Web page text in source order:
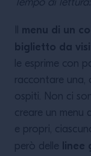
Tempo di
Il menu di un
biglietto da
le esprime con
raccontare una,
ospiti. Non ci
creare un menu
e propri,
però delle linee